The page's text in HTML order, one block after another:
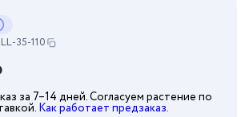
35-110
за 7–14 дней. Согласуем растение по
Как работает предзаказ.